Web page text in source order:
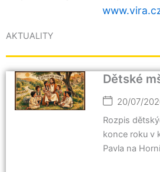
AKTUALITY
Dětské
20/07/
Rozpis
konce roku v
Pavla na